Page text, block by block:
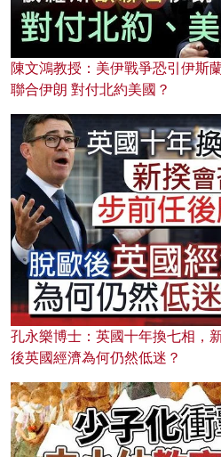
陳文鴻教授：美伊戰爭恐引伊斯
聯合伊朗 對付北約美國？
孔永樂博士：英國十年換七相，
後英國經濟為何仍然低迷？